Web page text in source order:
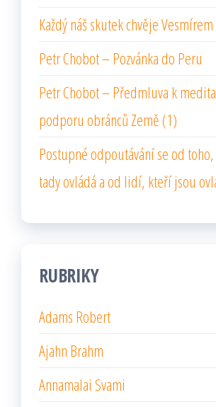
Každý náš skutek chvěje Vesmírem
Petr Chobot – Pozvánka do Peru
Petr Chobot – Předmluva k
podporu obránců Země (1)
Postupné odpoutávání se od toho,
tady ovládá a od lidí, kteří jsou
RUBRIKY
Adams Robert
Ajahn Brahm
Annamalai Svami